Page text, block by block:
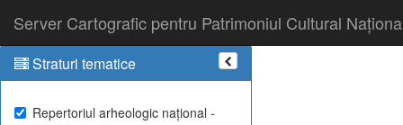
Server Cartografic pentru Patrimoniul Cultural
Straturi tematice
Repertoriul arheologic național -